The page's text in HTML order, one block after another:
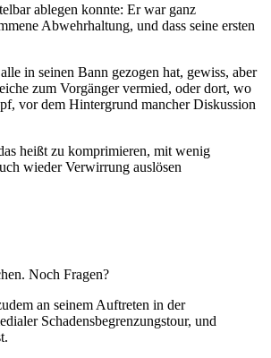
ablegen konnte: Er war ganz
Abwehrhaltung, und dass seine ersten
in seinen Bann gezogen hat, gewiss, aber
zum Vorgänger vermied, oder dort, wo
vor dem Hintergrund mancher Diskussion
heißt zu komprimieren, mit wenig
wieder Verwirrung auslösen
Noch Fragen?
an seinem Auftreten in der
Schadensbegrenzungstour, und